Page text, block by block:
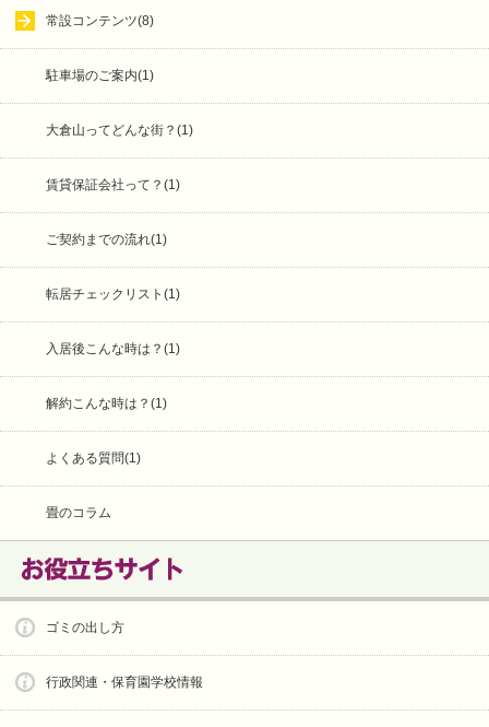
常設コンテンツ(8)
駐車場のご案内(1)
大倉山ってどんな街？(1)
賃貸保証会社って？(1)
ご契約までの流れ(1)
転居チェックリスト(1)
入居後こんな時は？(1)
解約こんな時は？(1)
よくある質問(1)
畳のコラム
ゴミの出し方
行政関連・保育園学校情報